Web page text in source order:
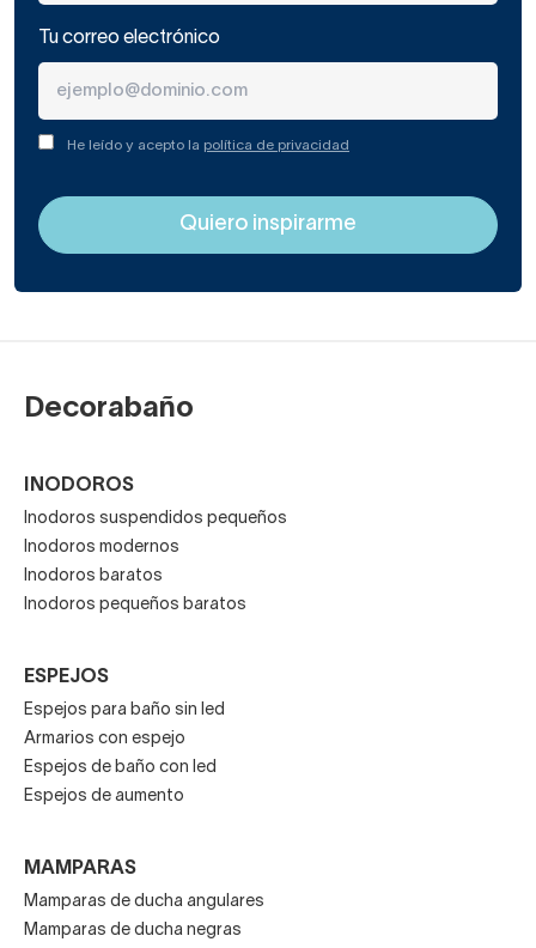
Tu correo electrónico
He leído y acepto la política de privacidad
Decorabaño
INODOROS
Inodoros suspendidos pequeños
Inodoros modernos
Inodoros baratos
Inodoros pequeños baratos
ESPEJOS
Espejos para baño sin led
Armarios con espejo
Espejos de baño con led
Espejos de aumento
MAMPARAS
Mamparas de ducha angulares
Mamparas de ducha negras